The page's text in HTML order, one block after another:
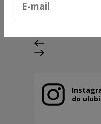
Kategorie:
Previous slide
Next slide
do
Note, the link